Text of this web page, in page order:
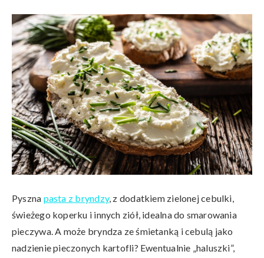
Pyszna pasta z bryndzy, z dodatkiem zielonej cebulki,
świeżego koperku i innych ziół, idealna do smarowania
pieczywa. A może bryndza ze śmietanką i cebulą jako
nadzienie pieczonych kartofli? Ewentualnie „haluszki”,